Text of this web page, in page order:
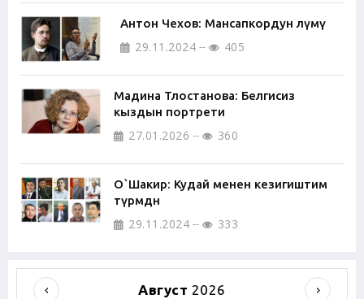
Антон Чехов: Мансапкордун өлүмү
29.11.2024 405
Мадина Тлостанова: Белгисиз
кыздын портрети
27.01.2026 360
О`Шакир: Кудай менен кезигиштим
түрмөдөн
29.11.2024 333
Август 2026